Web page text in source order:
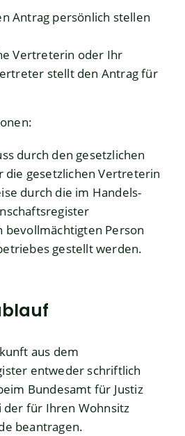
Antrag persönlich stellen
Vertreterin oder Ihr
stellt den Antrag für
durch den gesetzlichen
gesetzlichen Vertreterin
durch die im Handels-
bevollmächtigten Person
gestellt werden.
aus dem
entweder schriftlich
Bundesamt für Justiz
für Ihren Wohnsitz
beantragen.